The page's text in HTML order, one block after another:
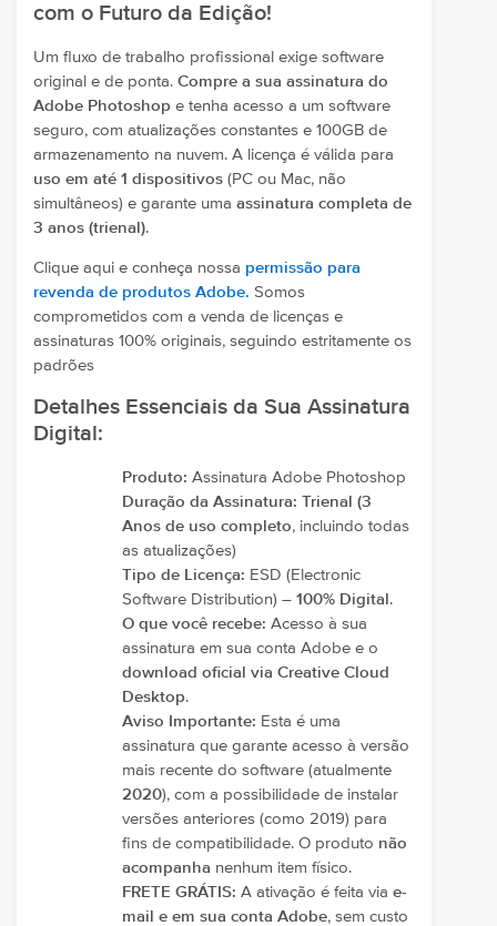
com o Futuro da Edição!
Um fluxo de trabalho profissional exige software
original e de ponta. Compre a sua assinatura do
Adobe Photoshop e tenha acesso a um software
seguro, com atualizações constantes e 100GB de
armazenamento na nuvem. A licença é válida para
uso em até 1 dispositivos (PC ou Mac, não
simultâneos) e garante uma assinatura completa de
3 anos (trienal).
Clique aqui e conheça nossa permissão para
revenda de produtos Adobe. Somos
comprometidos com a venda de licenças e
assinaturas 100% originais, seguindo estritamente os
padrões
Detalhes Essenciais da Sua Assinatura
Digital:
Produto: Assinatura Adobe Photoshop
Duração da Assinatura: Trienal (3
Anos de uso completo, incluindo todas
as atualizações)
Tipo de Licença: ESD (Electronic
Software Distribution) – 100% Digital.
O que você recebe: Acesso à sua
assinatura em sua conta Adobe e o
download oficial via Creative Cloud
Desktop.
Aviso Importante: Esta é uma
assinatura que garante acesso à versão
mais recente do software (atualmente
2020), com a possibilidade de instalar
versões anteriores (como 2019) para
fins de compatibilidade. O produto não
acompanha nenhum item físico.
FRETE GRÁTIS: A ativação é feita via e-
mail e em sua conta Adobe, sem custo